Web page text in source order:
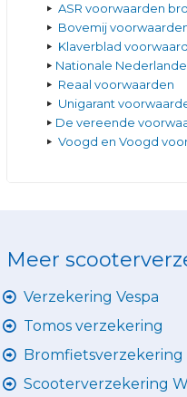
ASR voorwaarden
Bovemij
Klaverblad
Nationale
Reaal voorwaarden
Unigarant
De vereende
Voogd en Voogd
Meer
Verzekering Vespa
Tomos verzekering
Bromfietsverzekering
Scooterverzekering